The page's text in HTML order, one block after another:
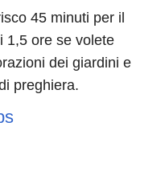
45 minuti per il
1,5 ore se volete
dei giardini e
preghiera.